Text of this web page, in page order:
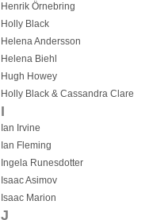
Henrik Örnebring
Holly Black
Helena Andersson
Helena Biehl
Hugh Howey
Holly Black & Cassandra Clare
I
Ian Irvine
Ian Fleming
Ingela Runesdotter
Isaac Asimov
Isaac Marion
J